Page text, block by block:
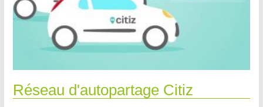
Réseau d'autopartage Citiz